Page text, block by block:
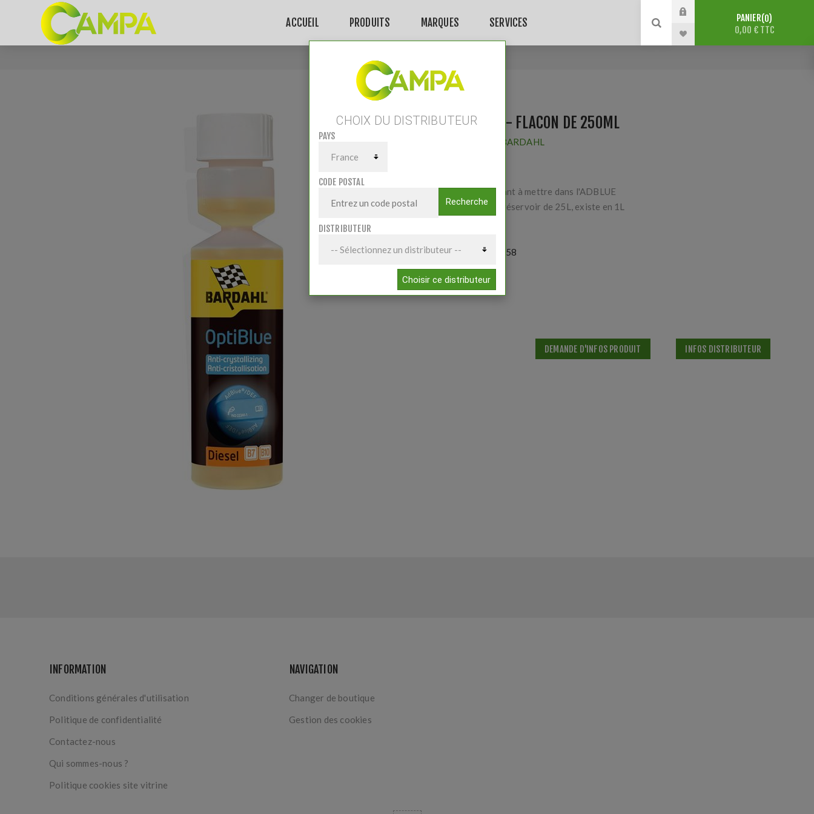
ACCUEIL PRODUITS MARQUES SERVICES PANIER 0
0,00 € TTC
OPTIBLUE - FLACON DE 250ML
BARDAHL
Anti cristallisant à mettre dans l'ADBLUE
25ml pour un réservoir de 25L, existe en 1L
Référence: 3158
DEMANDE D'INFOS PRODUIT INFOS DISTRIBUTEUR
INFORMATION
Conditions générales d'utilisation
Politique de confidentialité
Contactez-nous
Qui sommes-nous ?
Politique cookies site vitrine
NAVIGATION
Changer de boutique
Gestion des cookies
CHOIX DU DISTRIBUTEUR
PAYS
CODE POSTAL
Recherche
DISTRIBUTEUR
Choisir ce distributeur